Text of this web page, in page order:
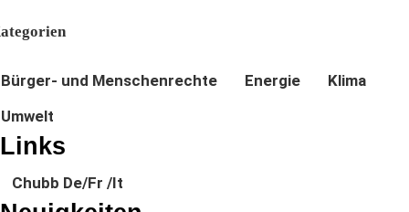
Bürger- und Menschenrechte Energie
Klima
Umwelt
Links
Chubb De/Fr /It